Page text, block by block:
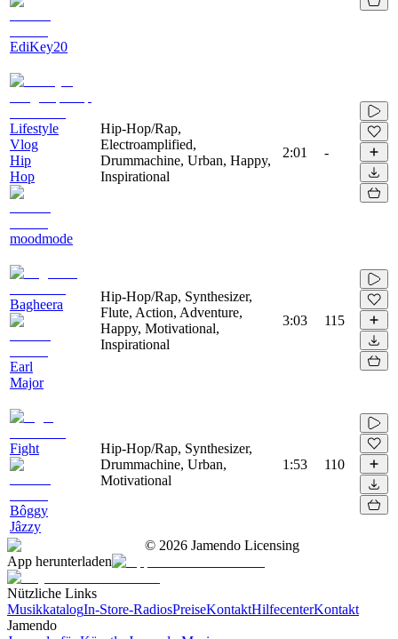
EdiKey20
Lifestyle
Vlog
Hip
Hop
moodmode
Hip-Hop/Rap,
Electroamplified,
Drummachine, Urban, Happy,
Inspirational
2:01 -
Bagheera
Earl
Major
Hip-Hop/Rap, Synthesizer,
Flute, Action, Adventure,
Happy, Motivational,
Inspirational
3:03 115
Fight
Bôggy
Jâzzy
Hip-Hop/Rap, Synthesizer,
Drummachine, Urban,
Motivational
1:53 110
© 2026 Jamendo Licensing
App herunterladen
Nützliche Links
MusikkatalogIn-Store-RadiosPreiseKontaktHilfecenterKontakt
Jamendo